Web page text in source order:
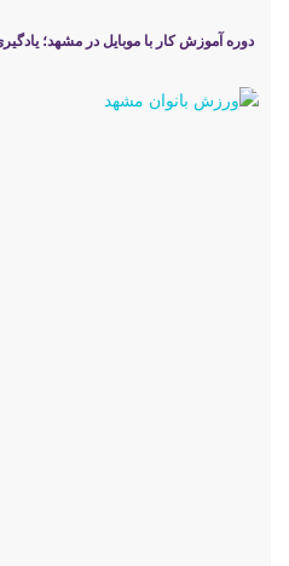
دوره آموزش کار با موبایل در مشهد؛